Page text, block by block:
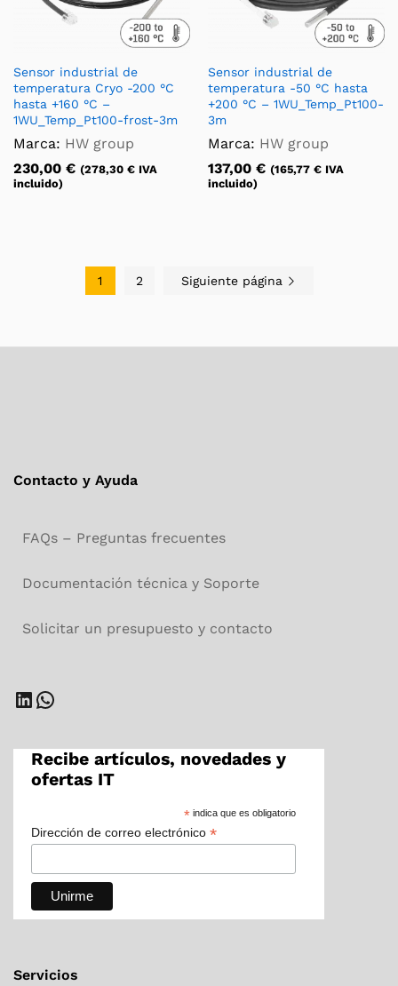
Sensor industrial de
temperatura Cryo -200 °C
hasta +160 °C –
1WU_Temp_Pt100-frost-3m
Marca: HW group
230,00 € (278,30 € IVA
incluido)
Sensor industrial de
temperatura -50 °C hasta
+200 °C – 1WU_Temp_Pt100-
3m
Marca: HW group
137,00 € (165,77 € IVA
incluido)
1 2 Siguiente página
Contacto y Ayuda
FAQs – Preguntas frecuentes
Documentación técnica y Soporte
Solicitar un presupuesto y contacto
LinkedIn
WhatsApp
Recibe artículos, novedades y
ofertas IT
*indica que es obligatorio
Dirección de correo electrónico *
Servicios